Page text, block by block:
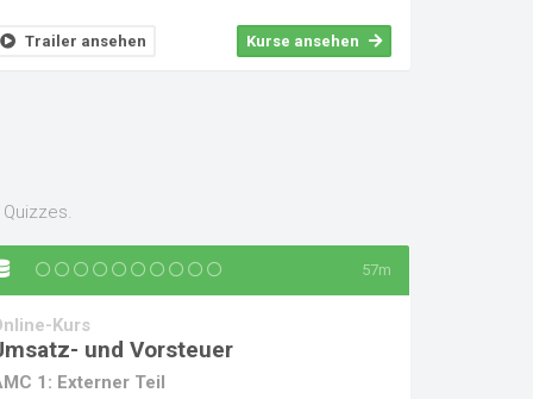
Trailer ansehen Kurse ansehen
57m
Kurs
und Vorsteuer
1: Externer Teil